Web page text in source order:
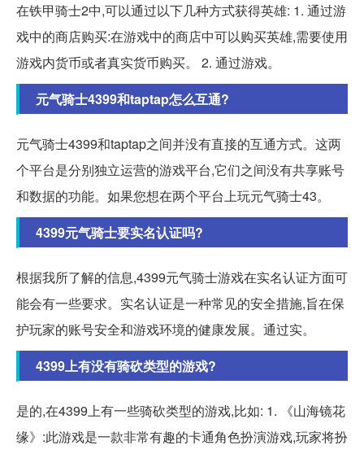
在铁甲骑士2中,可以通过以下几种方式获得英雄: 1. 通过游
戏中的商店购买:在游戏中的商店中可以购买英雄,需要使用
游戏内货币或者真实货币购买。 2. 通过游戏。
元气骑士4399和taptap怎么互通?
元气骑士4399和taptap之间并没有直接的互通方式。这两
个平台是分别独立运营的游戏平台,它们之间没有共享账号
和数据的功能。如果您想在两个平台上玩元气骑士43。
4399元气骑士要实名认证吗?
根据我所了解的信息,4399元气骑士游戏在实名认证方面可
能会有一些要求。实名认证是一种常见的安全措施,旨在保
护玩家的账号安全和游戏环境的健康发展。通过实。
4399上有没有骑砍类型的游戏?
是的,在4399上有一些骑砍类型的游戏,比如: 1. 《山海镜花
缘》:此游戏是一款非常有趣的卡通角色扮演游戏,玩家将扮